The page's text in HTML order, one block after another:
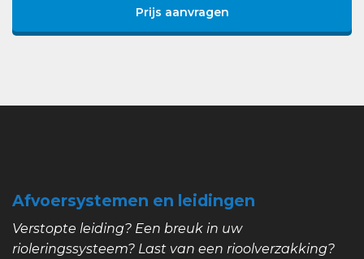
Prijs aanvragen
Afvoersystemen en leidingen
Verstopte leiding? Een breuk in uw
rioleringssysteem? Last van een rioolverzakking?